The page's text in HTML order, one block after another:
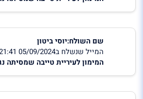
שם השולח:יוסי ביטון
המייל שנשלח ב05/09/2024 16:21:41
המימון לעיריית טייבה שמסיתה